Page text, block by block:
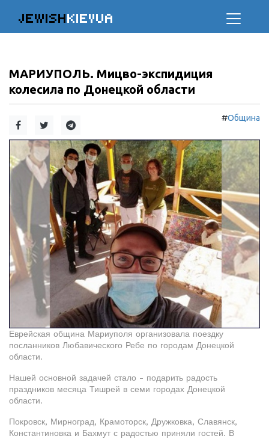
JEWISHKIEVUA
МАРИУПОЛЬ. Мицво-экспидиция
колесила по Донецкой области
#Община
Еврейская община Мариуполя организовала поездку
посланников Любавического Ребе по городам Донецкой
области.
Нашей основной задачей стало - подарить радость
праздников месяца Тишрей в семи городах Донецкой
области.
Покровск, Мирноград, Крамоторск, Дружковка, Славянск,
Константиновка и Бахмут с радостью приняли гостей. В